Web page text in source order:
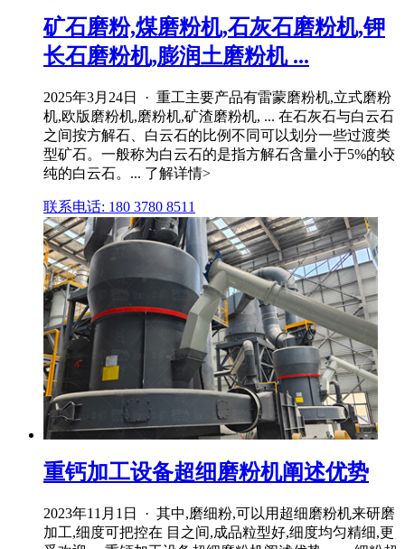
矿石磨粉,煤磨粉机,石灰石磨粉机,钾
长石磨粉机,膨润土磨粉机 ...
2025年3月24日 · 重工主要产品有雷蒙磨粉机,立式磨粉
机,欧版磨粉机,磨粉机,矿渣磨粉机, ... 在石灰石与白云石
之间按方解石、白云石的比例不同可以划分一些过渡类
型矿石。一般称为白云石的是指方解石含量小于5%的较
纯的白云石。... 了解详情>
联系电话: 180 3780 8511
重钙加工设备超细磨粉机阐述优势
2023年11月1日 · 其中,磨细粉,可以用超细磨粉机来研磨
加工,细度可把控在 目之间,成品粒型好,细度均匀精细,更